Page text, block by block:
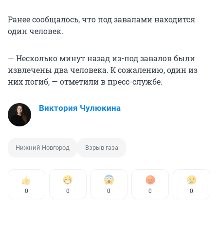
Ранее сообщалось, что под завалами находится
один человек.
— Несколько минут назад из-под завалов были
извлечены два человека. К сожалению, один из
них погиб, — отметили в пресс-службе.
Виктория Чулюкина
Нижний Новгород Взрыв газа
0 0 0 0 0